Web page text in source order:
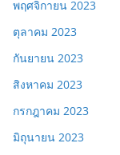
พฤศจิกายน 2023
ตุลาคม 2023
กันยายน 2023
สิงหาคม 2023
กรกฎาคม 2023
มิถุนายน 2023